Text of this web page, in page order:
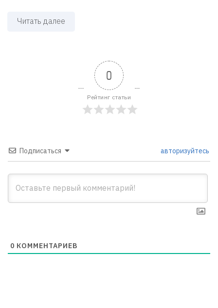
Читать далее
0
Рейтинг статьи
Подписаться авторизуйтесь
0 КОММЕНТАРИЕВ